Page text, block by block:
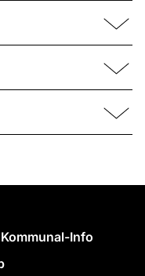
Kommunal-Info